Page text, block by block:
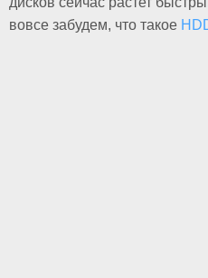
вовсе забудем, что такое